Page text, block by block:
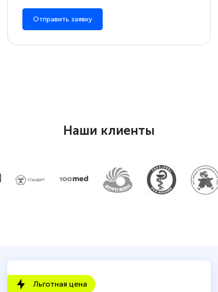
повышени каалификации по
специальности «Тренер-преподаватель
Знаток города 7 уровня
10 марта 2026
пособий и учебников доступно на время
прохождения курса, удобная система
аттестации, проблем не возникло ни на
Отправить заявку
Наши клиенты
Льготная цена